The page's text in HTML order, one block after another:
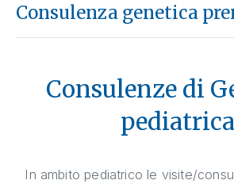
Consulenza genetica
Consulenze di
pediatrica
In ambito pediatrico le visite/